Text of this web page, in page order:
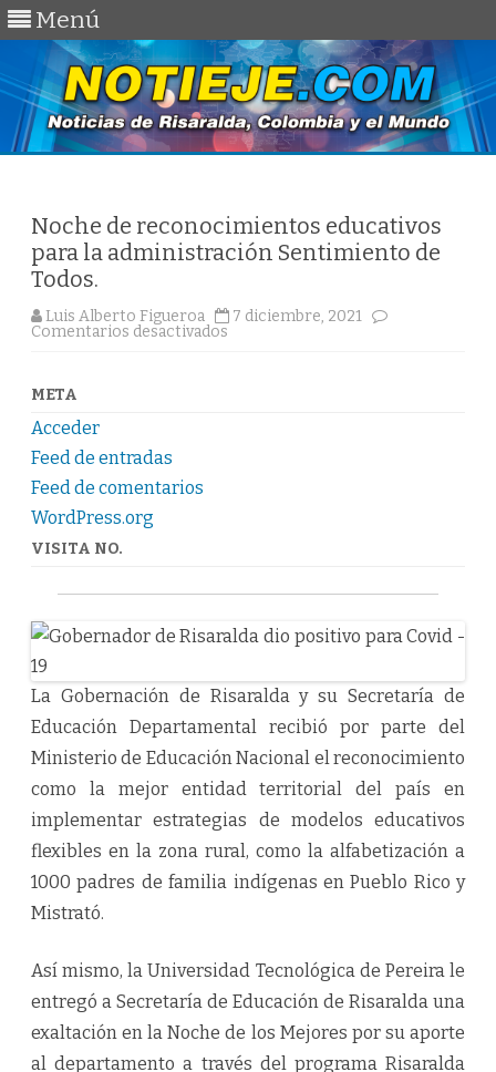
Menú
Noche de reconocimientos educativos
para la administración Sentimiento de
Todos.
Luis Alberto Figueroa
7 diciembre, 2021
Comentarios desactivados
META
Acceder
Feed de entradas
Feed de comentarios
WordPress.org
VISITA NO.
La Gobernación de Risaralda y su Secretaría de
Educación Departamental recibió por parte del
Ministerio de Educación Nacional el reconocimiento
como la mejor entidad territorial del país en
implementar estrategias de modelos educativos
flexibles en la zona rural, como la alfabetización a
1000 padres de familia indígenas en Pueblo Rico y
Mistrató.
Así mismo, la Universidad Tecnológica de Pereira le
entregó a Secretaría de Educación de Risaralda una
exaltación en la Noche de los Mejores por su aporte
al departamento a través del programa Risaralda